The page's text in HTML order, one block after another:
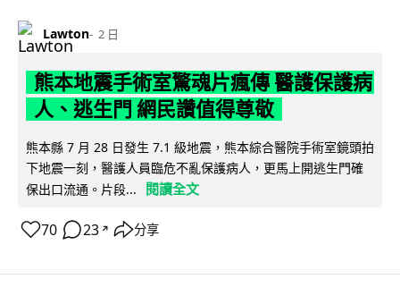
Lawton 2 日
熊本地震手術室驚魂片瘋傳 醫護保護病
人、逃生門 網民讚值得尊敬
熊本縣 7 月 28 日發生 7.1 級地震，熊本綜合醫院手術室鏡頭拍
下地震一刻，醫護人員臨危不亂保護病人，更馬上開逃生門確
保出口流通。片段...
閱讀全文
70 23 ↗ 分享